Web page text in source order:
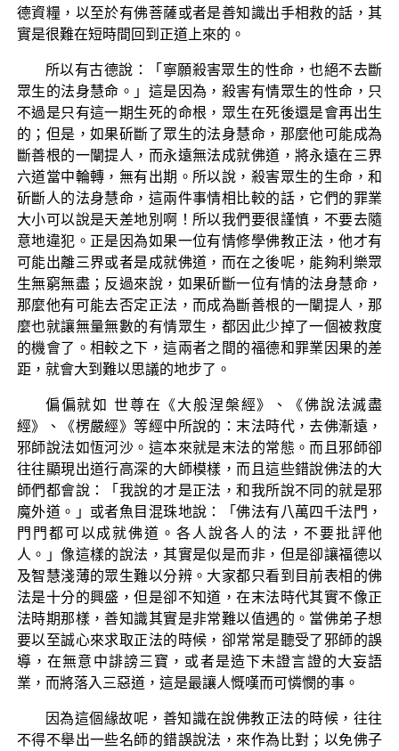
德資糧，以至於有佛菩薩或者是善知識出手相救的話，其
實是很難在短時間回到正道上來的。
所以有古德說：「寧願殺害眾生的性命，也絕不去斷
眾生的法身慧命。」這是因為，殺害有情眾生的性命，只
不過是只有這一期生死的命根，眾生在死後還是會再出生
的；但是，如果斫斷了眾生的法身慧命，那麼他可能成為
斷善根的一闡提人，而永遠無法成就佛道，將永遠在三界
六道當中輪轉，無有出期。所以說，殺害眾生的生命，和
斫斷人的法身慧命，這兩件事情相比較的話，它們的罪業
大小可以說是天差地別啊！所以我們要很謹慎，不要去隨
意地違犯。正是因為如果一位有情修學佛教正法，他才有
可能出離三界或者是成就佛道，而在之後呢，能夠利樂眾
生無窮無盡；反過來說，如果斫斷一位有情的法身慧命，
那麼他有可能去否定正法，而成為斷善根的一闡提人，那
麼也就讓無量無數的有情眾生，都因此少掉了一個被救度
的機會了。相較之下，這兩者之間的福德和罪業因果的差
距，就會大到難以思議的地步了。
偏偏就如 世尊在《大般涅槃經》、《佛說法滅盡
經》、《楞嚴經》等經中所說的：末法時代，去佛漸遠，
邪師說法如恆河沙。這本來就是末法的常態。而且邪師卻
往往顯現出道行高深的大師模樣，而且這些錯說佛法的大
師們都會說：「我說的才是正法，和我所說不同的就是邪
魔外道。」或者魚目混珠地說：「佛法有八萬四千法門，
門門都可以成就佛道。各人說各人的法，不要批評他
人。」像這樣的說法，其實是似是而非，但是卻讓福德以
及智慧淺薄的眾生難以分辨。大家都只看到目前表相的佛
法是十分的興盛，但是卻不知道，在末法時代其實不像正
法時期那樣，善知識其實是非常難以值遇的。當佛弟子想
要以至誠心來求取正法的時候，卻常常是聽受了邪師的誤
導，在無意中誹謗三寶，或者是造下未證言證的大妄語
業，而將落入三惡道，這是最讓人慨嘆而可憐憫的事。
因為這個緣故呢，善知識在說佛教正法的時候，往往
不得不舉出一些名師的錯誤說法，來作為比對；以免佛子